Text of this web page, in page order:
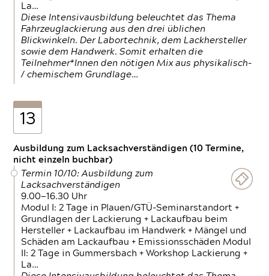
La…
Diese Intensivausbildung beleuchtet das Thema
Fahrzeuglackierung aus den drei üblichen
Blickwinkeln. Der Labortechnik, dem Lackhersteller
sowie dem Handwerk. Somit erhalten die
Teilnehmer*Innen den nötigen Mix aus physikalisch-
/ chemischem Grundlage…
13
Ausbildung zum Lacksachverständigen (10 Termine,
nicht einzeln buchbar)
Termin 10/10: Ausbildung zum
Lacksachverständigen
9.00—16.30 Uhr
Modul I: 2 Tage in Plauen/GTÜ-Seminarstandort +
Grundlagen der Lackierung + Lackaufbau beim
Hersteller + Lackaufbau im Handwerk + Mängel und
Schäden am Lackaufbau + Emissionsschäden Modul
II: 2 Tage in Gummersbach + Workshop Lackierung +
La…